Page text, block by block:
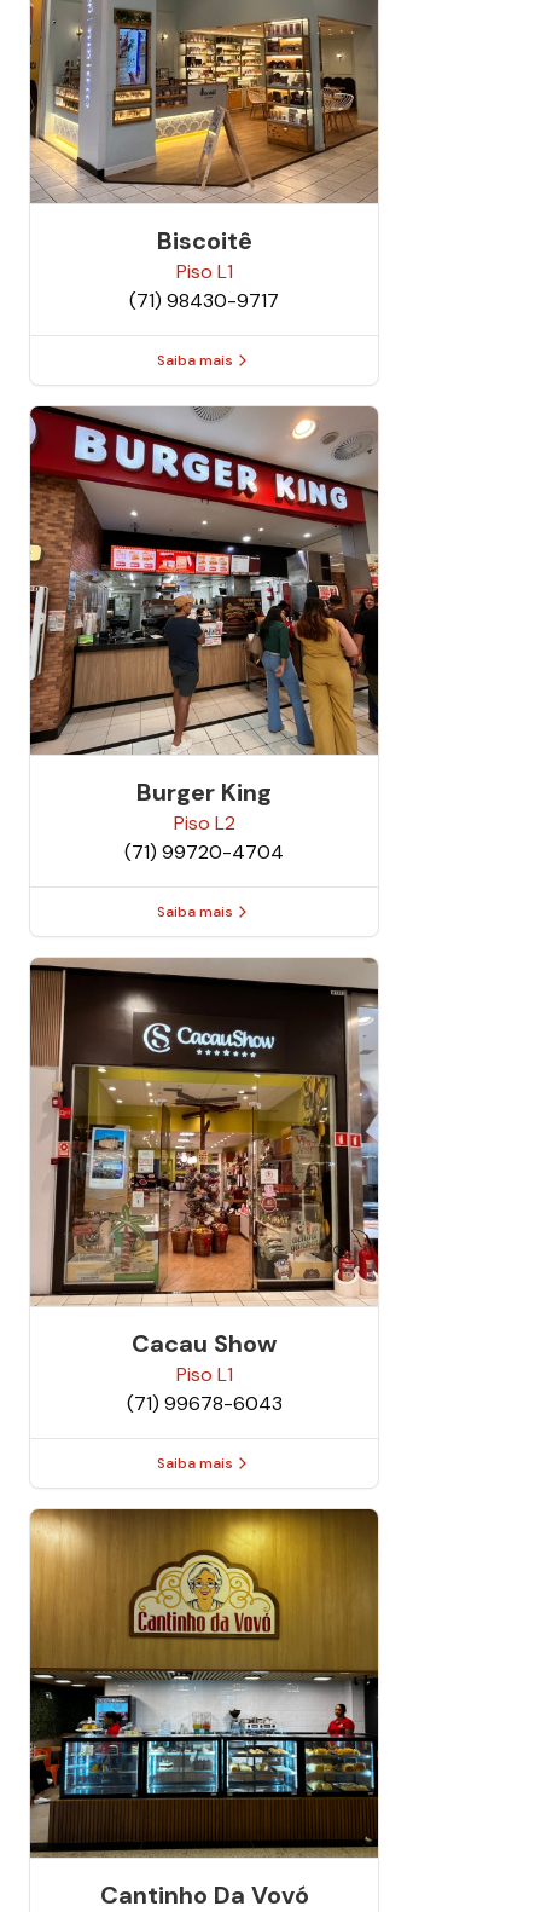
Biscoitê
Piso L1
(71) 98430-9717
Saiba mais
Burger King
Piso L2
(71) 99720-4704
Saiba mais
Cacau Show
Piso L1
(71) 99678-6043
Saiba mais
Cantinho Da Vovó